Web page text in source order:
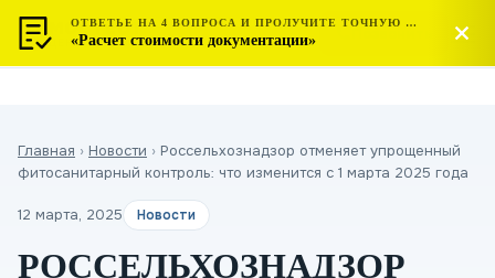
МОСТЕСТ
ЦЕНТР СЕРТИФИКАЦИИ
Главная › Новости › Россельхознадзор отменяет упрощенный
фитосанитарный контроль: что изменится с 1 марта 2025 года
12 марта, 2025 Новости
РОССЕЛЬХОЗНАДЗОР
ОТВЕТЬЕ НА 4 ВОПРОСА И ПРОЛУЧИТЕ ТОЧНУЮ СТОИМОСТЬ
«Расчет стоимости документации»